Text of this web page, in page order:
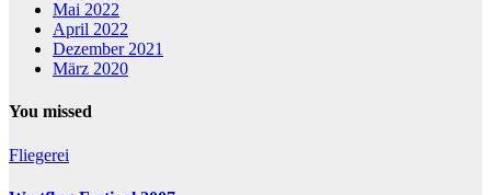
Mai 2022
April 2022
Dezember 2021
März 2020
You missed
Fliegerei